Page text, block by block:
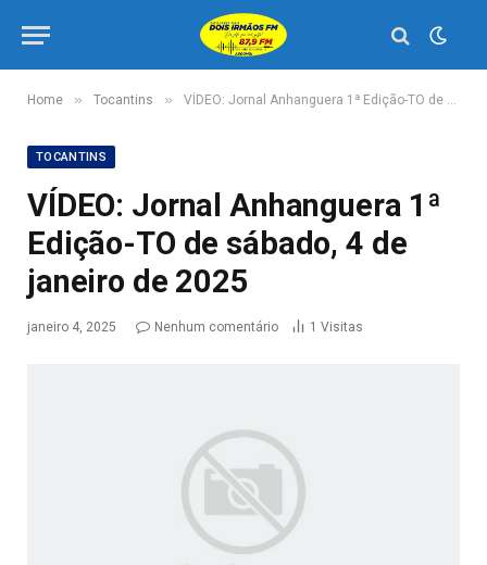
Home » Tocantins » VÍDEO: Jornal Anhanguera 1ª Edição-TO de sábado, 4 de janeiro de 2025
TOCANTINS
VÍDEO: Jornal Anhanguera 1ª
Edição-TO de sábado, 4 de
janeiro de 2025
janeiro 4, 2025 Nenhum comentário 1 Visitas